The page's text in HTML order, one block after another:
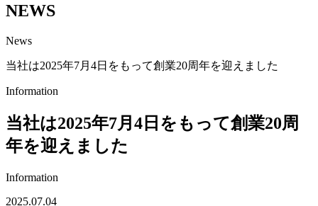
NEWS
News
当社は2025年7月4日をもって創業20周年を迎えました
Information
当社は2025年7月4日をもって創業20周
年を迎えました
Information
2025.07.04